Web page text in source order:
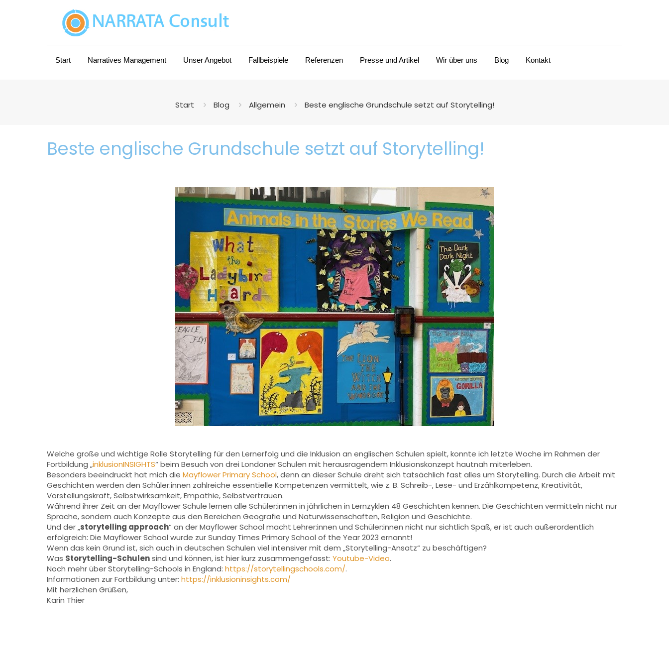
Start Narratives Management Unser Angebot Fallbeispiele Referenzen Presse und Artikel Wir über uns Blog Kontakt
Start Blog Allgemein Beste englische Grundschule setzt auf Storytelling!
Beste englische Grundschule setzt auf Storytelling!
Welche große und wichtige Rolle Storytelling für den Lernerfolg und die Inklusion an englischen Schulen spielt, konnte ich letzte Woche im Rahmen der
Fortbildung „inklusionINSIGHTS“ beim Besuch von drei Londoner Schulen mit herausragendem Inklusionskonzept hautnah miterleben.
Besonders beeindruckt hat mich die Mayflower Primary School, denn an dieser Schule dreht sich tatsächlich fast alles um Storytelling. Durch die Arbeit mit
Geschichten werden den Schüler:innen zahlreiche essentielle Kompetenzen vermittelt, wie z. B. Schreib-, Lese- und Erzählkompetenz, Kreativität,
Vorstellungskraft, Selbstwirksamkeit, Empathie, Selbstvertrauen.
Während ihrer Zeit an der Mayflower Schule lernen alle Schüler:innen in jährlichen in Lernzyklen 48 Geschichten kennen. Die Geschichten vermitteln nicht nur
Sprache, sondern auch Konzepte aus den Bereichen Geografie und Naturwissenschaften, Religion und Geschichte.
Und der „storytelling approach“ an der Mayflower School macht Lehrer:innen und Schüler:innen nicht nur sichtlich Spaß, er ist auch außerordentlich
erfolgreich: Die Mayflower School wurde zur Sunday Times Primary School of the Year 2023 ernannt!
Wenn das kein Grund ist, sich auch in deutschen Schulen viel intensiver mit dem „Storytelling-Ansatz“ zu beschäftigen?
Was Storytelling-Schulensind und können, ist hier kurz zusammengefasst: Youtube-Video.
Noch mehr über Storytelling-Schools in England: https://storytellingschools.com/.
Informationen zur Fortbildung unter: https://inklusioninsights.com/
Mit herzlichen Grüßen,
Karin Thier